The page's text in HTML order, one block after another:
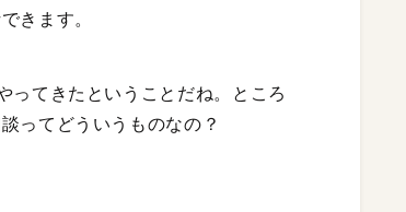
きます。
ってきたということだね。ところ
ってどういうものなの？